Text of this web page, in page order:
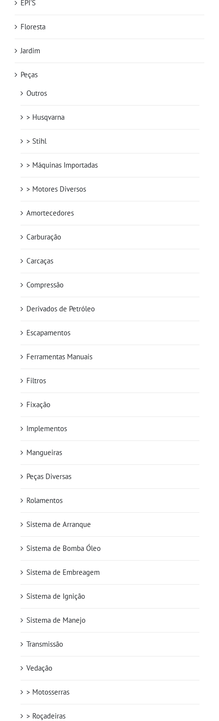
EPI'S
Floresta
Jardim
Peças
Outros
> Husqvarna
> Stihl
> Máquinas Importadas
> Motores Diversos
Amortecedores
Carburação
Carcaças
Compressão
Derivados de Petróleo
Escapamentos
Ferramentas Manuais
Filtros
Fixação
Implementos
Mangueiras
Peças Diversas
Rolamentos
Sistema de Arranque
Sistema de Bomba Óleo
Sistema de Embreagem
Sistema de Ignição
Sistema de Manejo
Transmissão
Vedação
> Motosserras
> Roçadeiras